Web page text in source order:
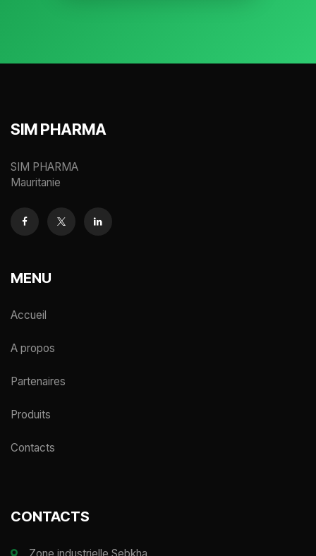
SIM PHARMA
SIM PHARMA
Mauritanie
MENU
Accueil
A propos
Partenaires
Produits
Contacts
CONTACTS